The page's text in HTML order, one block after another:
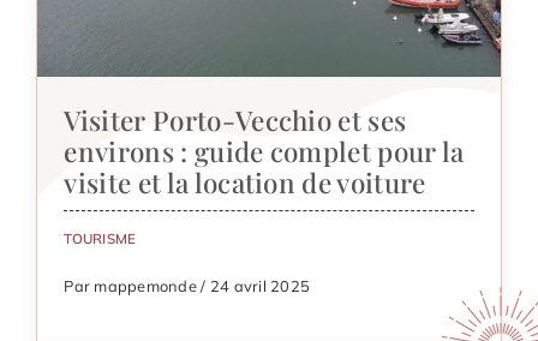
Visiter Porto-Vecchio et ses
environs : guide complet pour la
visite et la location de voiture
TOURISME
Par mappemonde / 24 avril 2025